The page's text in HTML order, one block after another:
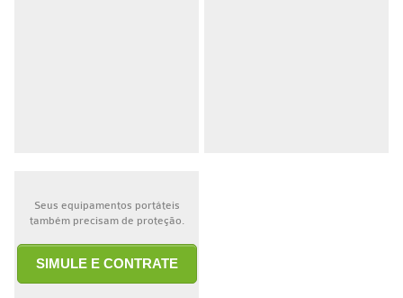
Seus equipamentos portáteis
também precisam de proteção.
SIMULE E CONTRATE